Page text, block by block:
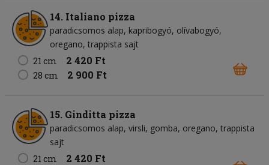
14. Italiano pizza
paradicsomos alap kapribogyó olívabogyó
oregano trappista sajt
21 cm
2 420 Ft
28 cm 2 900 Ft
15. Ginditta pizza
paradicsomos alap virsli gomba oregano trappista
sajt
21 cm
2 420 Ft